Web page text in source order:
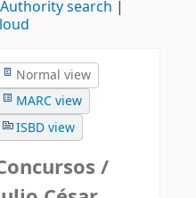
Authority search
Normal view
MARC view
ISBD view
/